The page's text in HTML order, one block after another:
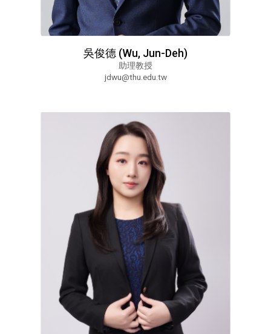
吳俊德 (Wu, Jun-Deh)
助理教授
jdwu@thu.edu.tw